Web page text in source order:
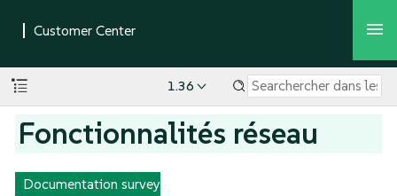
1.36
Fonctionnalités réseau
Documentation survey